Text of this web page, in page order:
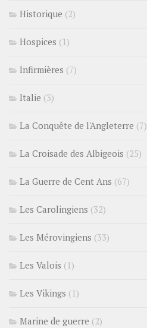
Historique (2)
Hospices (1)
Infirmières (7)
Italie (3)
La Conquête de l'Angleterre (7)
La Croisade des Albigeois (25)
La Guerre de Cent Ans (67)
Les Carolingiens (32)
Les Mérovingiens (33)
Les Valois (1)
Les Vikings (1)
Marine de guerre (2)